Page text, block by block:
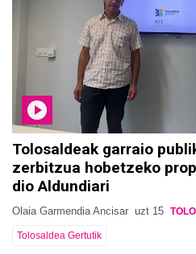
Tolosaldeak garraio
zerbitzua hobetzeko
dio Aldundiari
Olaia Garmendia Ancisar uzt 15
Tolosaldea Gertutik